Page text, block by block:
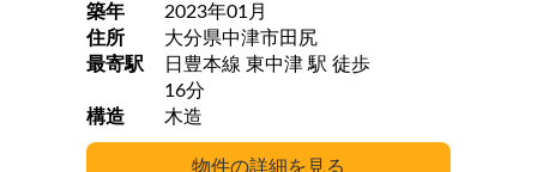
築年
2023年01月
住所
大分県中津市田尻
最寄駅
日豊本線 東中津 駅 徒歩
16分
構造
木造